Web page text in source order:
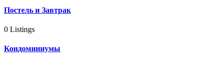
Постель и Завтрак
0 Listings
Кондоминиумы